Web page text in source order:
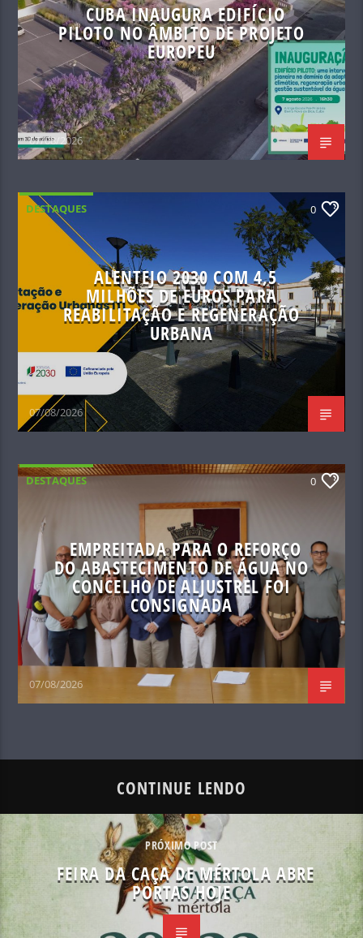
CUBA INAUGURA EDIFÍCIO
PILOTO NO ÂMBITO DE PROJETO
EUROPEU
07/08/2026
DESTAQUES 0
ALENTEJO 2030 COM 4,5
MILHÕES DE EUROS PARA
REABILITAÇÃO E REGENERAÇÃO
URBANA
07/08/2026
DESTAQUES 0
EMPREITADA PARA O REFORÇO
DO ABASTECIMENTO DE ÁGUA NO
CONCELHO DE ALJUSTREL FOI
CONSIGNADA
07/08/2026
CONTINUE LENDO
PRÓXIMO POST
FEIRA DA CAÇA DE MÉRTOLA ABRE
PORTAS HOJE